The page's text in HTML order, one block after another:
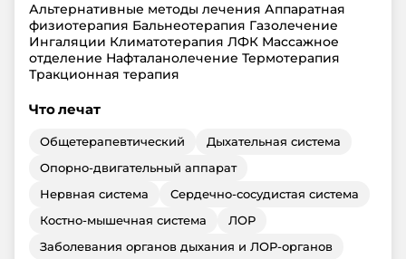
Альтернативные методы лечения Аппаратная
физиотерапия Бальнеотерапия Газолечение
Ингаляции Климатотерапия ЛФК Массажное
отделение Нафталанолечение Термотерапия
Тракционная терапия
Что лечат
Общетерапевтический
Дыхательная система
Опорно-двигательный аппарат
Нервная система
Сердечно-сосудистая система
Костно-мышечная система
ЛОР
Заболевания органов дыхания и ЛОР-органов